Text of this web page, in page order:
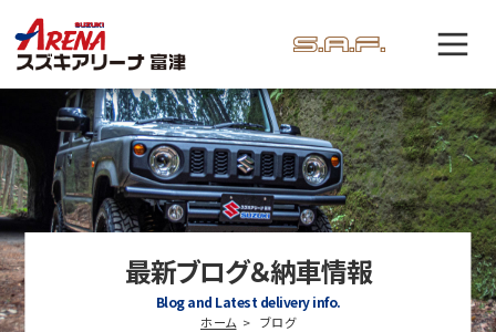
最新ブログ＆納車情報
Blog and Latest delivery info.
ホーム ブログ